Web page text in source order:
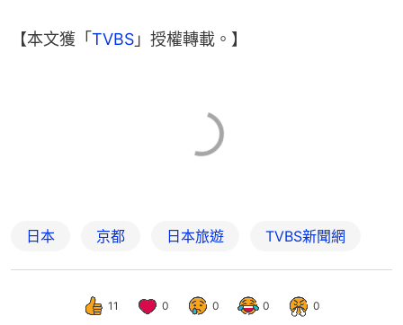
【本文獲「 TVBS 」授權轉載。】
日本 京都 日本旅遊 TVBS新聞網
11 0 0 0 0